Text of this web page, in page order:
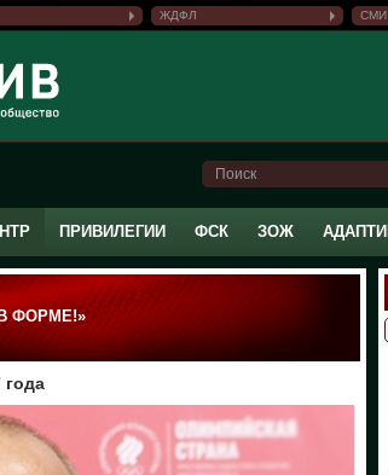
ЖДФЛ СМИ
ПРИВИЛЕГИИ ФСК ЗОЖ
ФОРМЕ!»